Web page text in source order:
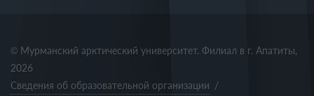
© Мурманский арктический университет. Филиал в г. Апатиты,
2026
Сведения об образовательной организации /